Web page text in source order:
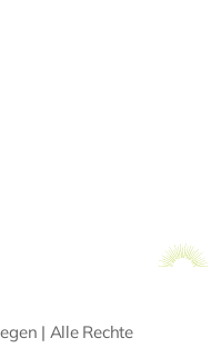
| Alle Rechte